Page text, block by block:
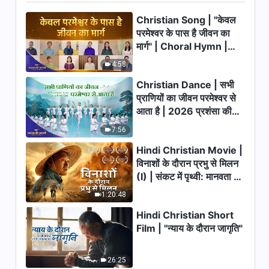
11:45
6:58
परमेश्वर के दैनिक वचन : मंज़िलें और
परिणाम | अंश 596
6:06
परमेश्वर के दैनिक वचन : मंज़िलें और
परिणाम | अंश 597
11:35
परमेश्वर के दैनिक वचन : मंज़िलें और
परिणाम | अंश 598
19:42
परमेश्वर के दैनिक वचन : मंज़िलें और
परिणाम | अंश 599
4:58
Christian Song | "केवल
परमेश्वर के पास है जीवन का
मार्ग" | Choral Hymn |
7:56
Christian Dance | सभी
प्राणियों का जीवन परमेश्वर से
आता है | 2026 प्रशंसा की
1:20:48
Hindi Christian Movie |
विनाशों के दौरान प्रभु से मिलन
(I) | संकट में पृथ्वी: मानवता का
26:25
Hindi Christian Short
Film | "न्याय के दौरान जागृति"